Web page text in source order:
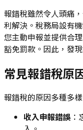
報錯稅雖然令人頭痛
利解決。稅務局設有
您主動申報並提供合
豁免罰款。因此，發
常見報錯稅原
報錯稅的原因多種多
收入申報錯誤